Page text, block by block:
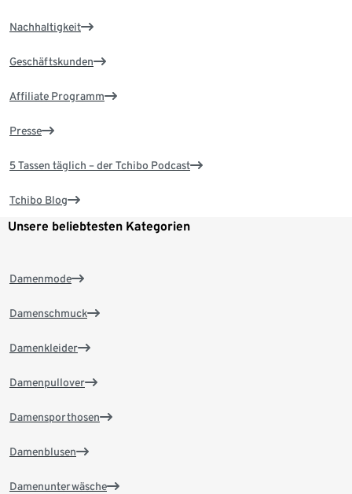
Nachhaltigkeit
Geschäftskunden
Affiliate Programm
Presse
5 Tassen täglich – der Tchibo Podcast
Tchibo Blog
Unsere beliebtesten Kategorien
Damenmode
Damenschmuck
Damenkleider
Damenpullover
Damensporthosen
Damenblusen
Damenunterwäsche